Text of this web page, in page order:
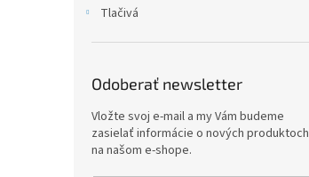
Tlačivá
Odoberať newsletter
Vložte svoj e-mail a my Vám budeme
zasielať informácie o nových produktoch
na našom e-shope.